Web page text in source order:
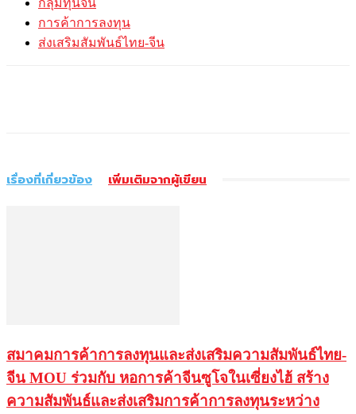
การค้าการลงทุน
ส่งเสริมสัมพันธ์ไทย-จีน
เรื่องที่เกี่ยวข้อง เพิ่มเติมจากผู้เขียน
สมาคมการค้าการลงทุนและส่งเสริมความสัมพันธ์ไทย-
จีน MOU ร่วมกับ หอการค้าจีนซูโจในเซี่ยงไฮ้ สร้าง
ความสัมพันธ์และส่งเสริมการค้าการลงทุนระหว่าง